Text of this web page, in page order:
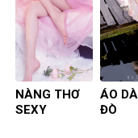
NÀNG THƠ
SEXY
ÁO
ĐÒ